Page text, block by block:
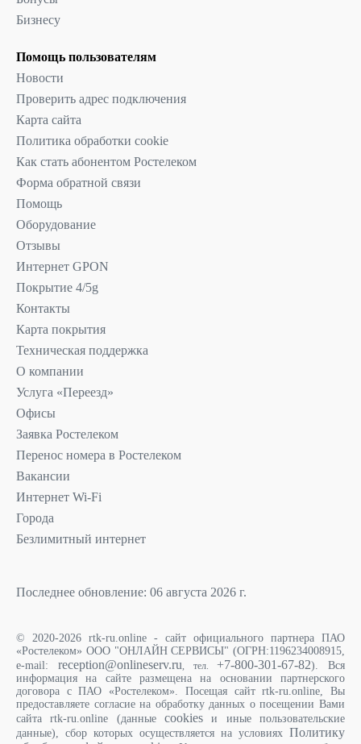
Бизнесу
Помощь пользователям
Новости
Проверить адрес подключения
Карта сайта
Политика обработки cookie
Как стать абонентом Ростелеком
Форма обратной связи
Помощь
Оборудование
Отзывы
Интернет GPON
Покрытие 4/5g
Контакты
Карта покрытия
Техническая поддержка
О компании
Услуга «Переезд»
Офисы
Заявка Ростелеком
Перенос номера в Ростелеком
Вакансии
Интернет Wi-Fi
Города
Безлимитный интернет
Последнее обновление: 06 августа 2026 г.
© 2020-2026 rtk-ru.online - сайт официального партнера ПАО
«Ростелеком» ООО "ОНЛАЙН СЕРВИСЫ" (ОГРН:1196234008915,
e-mail: reception@onlineserv.ru , тел.+7-800-301-67-82). Вся
информация на сайте размещена на основании партнерского
договора с ПАО «Ростелеком». Посещая сайт rtk-ru.online, Вы
предоставляете согласие на обработку данных о посещении Вами
сайта rtk-ru.online (данные cookies и иные пользовательские
данные), сбор которых осуществляется на условиях Политику